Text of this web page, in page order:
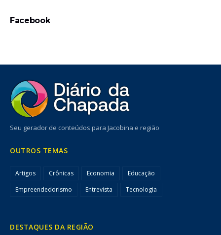
Facebook
Seu gerador de conteúdos para Jacobina e região
OUTROS TEMAS
Artigos Crônicas Economia
Educação
Empreendedorismo
Entrevista Tecnologia
DESTAQUES DA REGIÃO